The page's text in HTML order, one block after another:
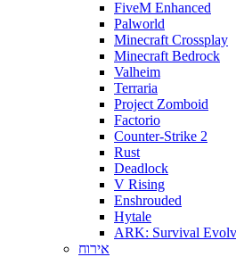
FiveM Enhanced
Palworld
Minecraft Crossplay
Minecraft Bedrock
Valheim
Terraria
Project Zomboid
Factorio
Counter-Strike 2
Rust
Deadlock
V Rising
Enshrouded
Hytale
ARK: Survival
אירוח